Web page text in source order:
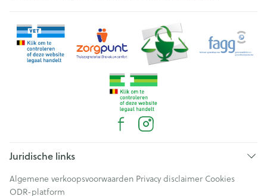
Juridische links
Algemene verkoopsvoorwaarden Privacy disclaimer Cookies
ODR-platform